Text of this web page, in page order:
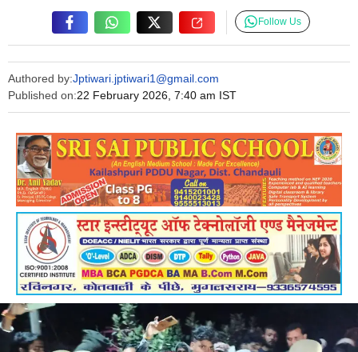
Authored by:Jptiwari.jptiwari1@gmail.com
Published on:22 February 2026, 7:40 am IST
Follow Us